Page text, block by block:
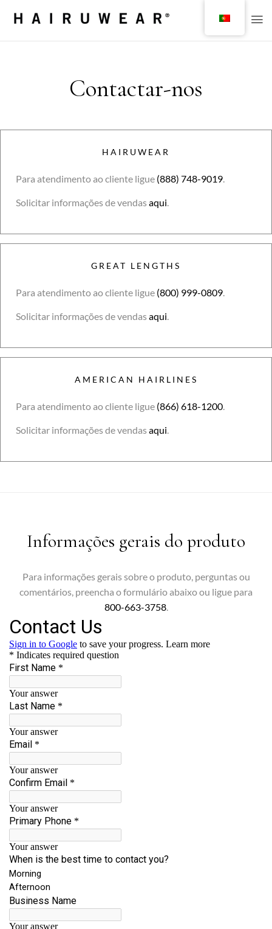
Contactar-nos
HAIRUWEAR
Para atendimento ao cliente ligue (888) 748-9019.
Solicitar informações de vendasaqui.
GREAT LENGTHS
Para atendimento ao cliente ligue (800) 999-0809.
Solicitar informações de vendasaqui.
AMERICAN HAIRLINES
Para atendimento ao cliente ligue (866) 618-1200.
Solicitar informações de vendasaqui.
Informações gerais do produto
Para informações gerais sobre o produto, perguntas ou
comentários, preencha o formulário abaixo ou ligue para
800-663-3758.